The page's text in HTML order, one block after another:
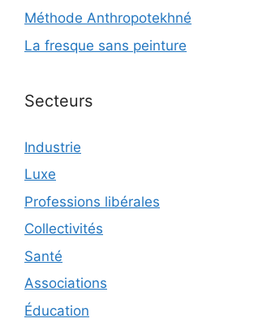
Méthode Anthropotekhné
La fresque sans peinture
Secteurs
Industrie
Luxe
Professions libérales
Collectivités
Santé
Associations
Éducation